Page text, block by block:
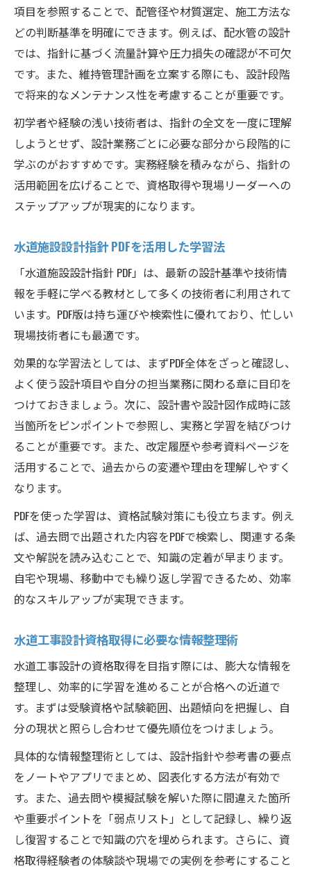
項目を参照することで、配管径や材質選定、施工方法な
どの判断基準を明確にできます。例えば、配水管の設計
では、指針に基づく流量計算や圧力損失の確認が不可欠
です。また、維持管理計画を立案する際にも、設計段階
で将来的なメンテナンス性を考慮することが重要です。
初学者や経験の浅い技術者は、指針の全文を一度に理解
しようとせず、設計業務ごとに必要な部分から段階的に
学ぶのがおすすめです。実務経験を積みながら、指針の
活用範囲を広げることで、資格取得や現場リーダーへの
ステップアップが現実的になります。
水道施設設計指針 PDFを活用した学習法
「水道施設設計指針 PDF」は、最新の設計基準や技術情
報を手軽に学べる教材として多くの技術者に利用されて
います。PDF版は持ち運びや検索性に優れており、忙しい
現場技術者にも最適です。
効果的な学習法としては、まずPDF全体をざっと確認し、
よく使う設計項目や自分の担当業務に関わる章に目印を
つけておきましょう。次に、設計書や設計図作成時に該
当箇所をピンポイントで参照し、実務と学習を結びつけ
ることが重要です。また、改定履歴や参考資料ページを
活用することで、過去からの変遷や理由を理解しやすく
なります。
PDFを使った学習は、資格試験対策にも役立ちます。例え
ば、過去問で出題された内容をPDFで検索し、関連する条
文や解説を読み込むことで、知識の定着が早まります。
自宅や現場、移動中でも繰り返し学習できるため、効率
的なスキルアップが実現できます。
水道工事設計資格取得に必要な情報整理術
水道工事設計の資格取得を目指す際には、膨大な情報を
整理し、効率的に学習を進めることが合格への近道で
す。まずは受験資格や試験範囲、出題傾向を把握し、自
分の現状と照らし合わせて優先順位をつけましょう。
具体的な情報整理術としては、設計指針や参考書の要点
をノートやアプリでまとめ、図表化する方法が有効で
す。また、過去問や模擬試験を解いた際に間違えた箇所
や重要ポイントを「弱点リスト」として記録し、繰り返
し復習することで知識の穴を埋められます。さらに、資
格取得経験者の体験談や現場での実例を参考にすること